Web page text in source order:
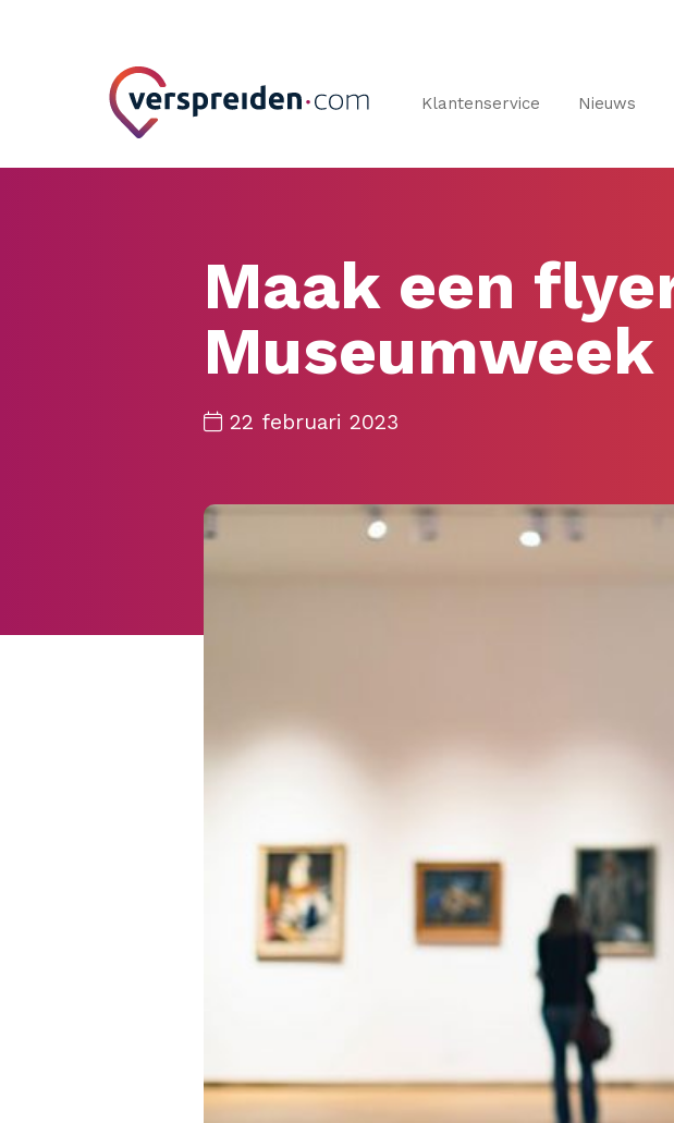
Klantenservice Nieuws
Maak een
Museumweek
22 februari 2023